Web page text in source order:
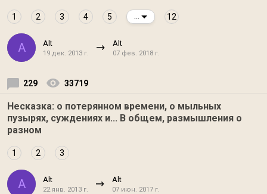
1 2 3 4 5 ... 12
A Alt
19 дек. 2013 г.
Alt
07 фев. 2018 г.
229 33719
Несказка: о потерянном времени, о мыльных
пузырях, суждениях и... В общем, размышления о
разном
1 2 3
A Alt
22 янв. 2013 г.
Alt
07 июн. 2017 г.